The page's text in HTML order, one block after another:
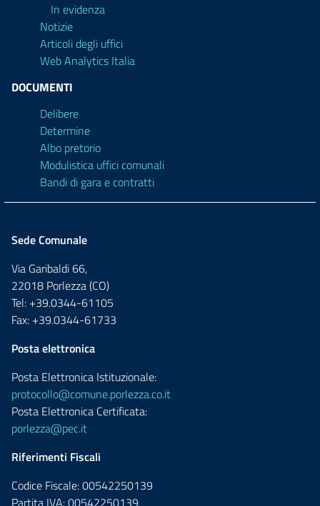
In evidenza
Notizie
Articoli degli uffici
Web Analytics Italia
DOCUMENTI
Delibere
Determine
Albo pretorio
Modulistica uffici comunali
Bandi di gara e contratti
Sede Comunale
Via Garibaldi 66,
22018 Porlezza (CO)
Tel: +39.0344-61105
Fax: +39.0344-61733
Posta elettronica
Posta Elettronica Istituzionale:
protocollo@comune.porlezza.co.it
Posta Elettronica Certificata:
porlezza@pec.it
Riferimenti Fiscali
Codice Fiscale: 00542250139
Partita IVA: 00542250139